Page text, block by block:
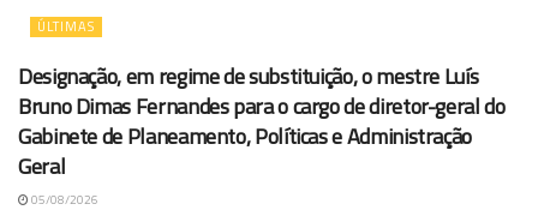
ÚLTIMAS
Designação, em regime de substituição, o mestre Luís
Bruno Dimas Fernandes para o cargo de diretor-geral do
Gabinete de Planeamento, Políticas e Administração
Geral
05/08/2026